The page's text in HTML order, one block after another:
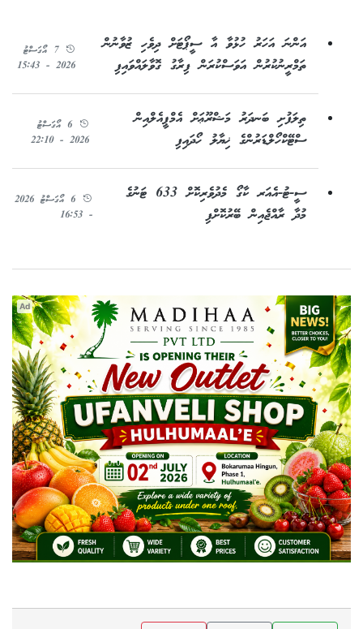
އަންނަ އަހަރު ހުޅުވާ އާ ސީޕޯޓަށް ދިވެހި ޒުވާނުން
ތަމްރީނުކުރުން އަވަސްކުރަން ފިރާގު ގޮވާލައްވައިފި
7 އޯގަސްޓު
2026 - 15:43
ތިލަފުށި ބަނދަރު މަޝްރޫޢަށް އެމްޕީއެލްއިން
ސްޓޭކްހޯލްޑަރުންގެ ޚިޔާލު ހޯދައިފި
6 އޯގަސްޓު
2026 - 22:10
ސީ-ޓު-އެއަރ ކާގޯ މެދުވެރިކޮށް 633 ޓަނުގެ
މުދާ ރާއްޖެއިން ބޭރުކޮށްފި
6 އޯގަސްޓު 2026
- 16:53
Ad